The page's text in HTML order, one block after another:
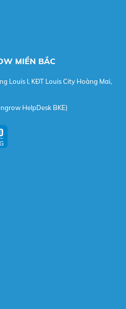
MIỀN BẮC
Louis I, KĐT Louis City Hoàng Mai,
HelpDesk BKE)